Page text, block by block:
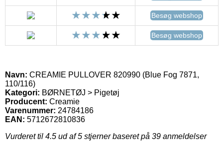
Besøg webshop
Besøg webshop
Navn: CREAMIE PULLOVER 820990 (Blue Fog 7871,
110/116)
Kategori: BØRNETØJ > Pigetøj
Producent: Creamie
Varenummer: 24784186
EAN: 5712672810836
Vurderet til 4.5 ud af 5 stjerner baseret på 39 anmeldelser